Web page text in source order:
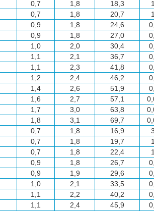
0,7 1,8 18,3
0,7 1,8 20,7
0,9 1,8 24,6
0,9 1,8 27,0
1,0 2,0 30,4
1,1 2,1 36,7
1,1 2,3 41,8
1,2 2,4 46,2
1,4 2,6 51,9
1,6 2,7 57,1
1,7 3,0 63,8
1,8 3,1 69,7
0,7 1,8 16,9
0,7 1,8 19,7
0,7 1,8 22,4
0,9 1,8 26,7
0,9 1,9 29,6
1,0 2,1 33,5
1,1 2,2 40,2
1,1 2,4 45,9